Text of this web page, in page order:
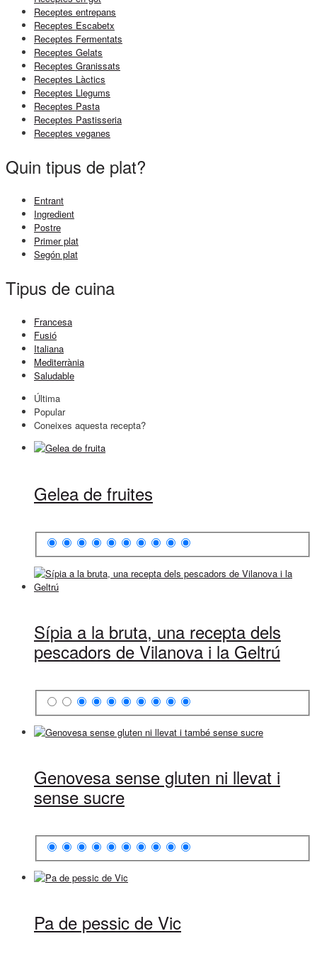
Receptes entrepans
Receptes Escabetx
Receptes Fermentats
Receptes Gelats
Receptes Granissats
Receptes Làctics
Receptes Llegums
Receptes Pasta
Receptes Pastisseria
Receptes veganes
Quin tipus de plat?
Entrant
Ingredient
Postre
Primer plat
Segón plat
Tipus de cuina
Francesa
Fusió
Italiana
Mediterrània
Saludable
Última
Popular
Coneixes aquesta recepta?
Gelea de fruites
Sípia a la bruta, una recepta dels
pescadors de Vilanova i la Geltrú
Genovesa sense gluten ni llevat i
sense sucre
Pa de pessic de Vic